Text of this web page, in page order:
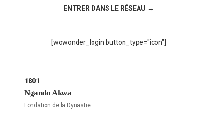
ENTRER DANS LE RÉSEAU →
[wowonder_login button_type="icon"]
1801
Ngando Akwa
Fondation de la Dynastie